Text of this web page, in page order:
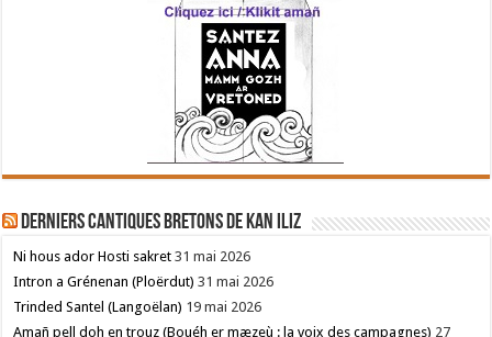
Derniers cantiques bretons de Kan Iliz
Ni hous ador Hosti sakret 31 mai 2026
Intron a Grénenan (Ploërdut) 31 mai 2026
Trinded Santel (Langoëlan) 19 mai 2026
Amañ pell doh en trouz (Bouéh er mæzeù : la voix des campagnes) 27